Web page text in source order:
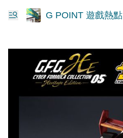
G POINT 遊戲熱點